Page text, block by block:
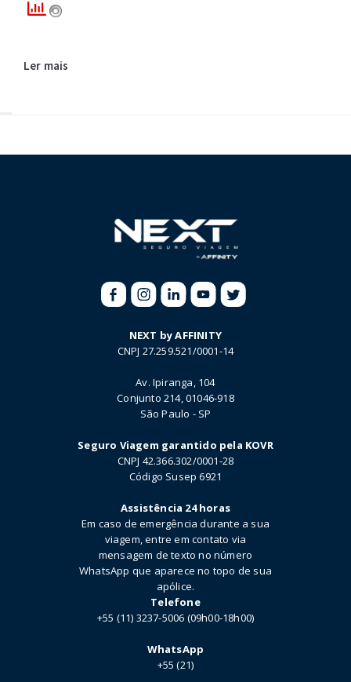
Ler mais
NEXT by AFFINITY
CNPJ 27.259.521/0001-14
Av. Ipiranga, 104
Conjunto 214, 01046-918
São Paulo - SP
Seguro Viagem garantido pela KOVR
CNPJ 42.366.302/0001-28
Código Susep 6921
Assistência 24 horas
Em caso de emergência durante a sua
viagem, entre em contato via
mensagem de texto no número
WhatsApp que aparece no topo de sua
apólice.
Telefone
+55 (11) 3237-5006 (09h00-18h00)
WhatsApp
+55 (21)